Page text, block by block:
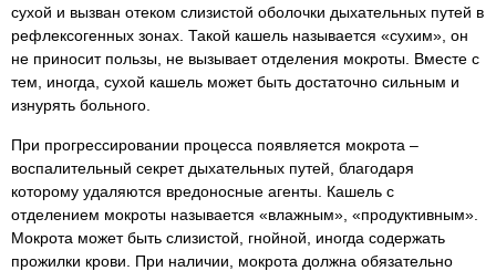
сухой и вызван отеком слизистой оболочки дыхательных путей в
рефлексогенных зонах. Такой кашель называется «сухим», он
не приносит пользы, не вызывает отделения мокроты. Вместе с
тем, иногда, сухой кашель может быть достаточно сильным и
изнурять больного.
При прогрессировании процесса появляется мокрота –
воспалительный секрет дыхательных путей, благодаря
которому удаляются вредоносные агенты. Кашель с
отделением мокроты называется «влажным», «продуктивным».
Мокрота может быть слизистой, гнойной, иногда содержать
прожилки крови. При наличии, мокрота должна обязательно